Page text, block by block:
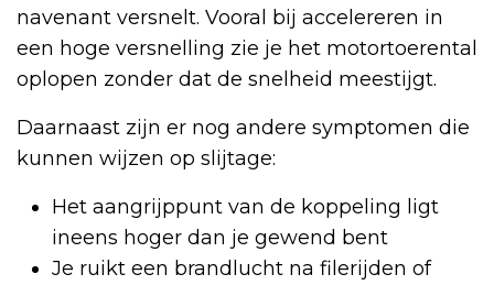
navenant versnelt. Vooral bij accelereren in
een hoge versnelling zie je het motortoerental
oplopen zonder dat de snelheid meestijgt.
Daarnaast zijn er nog andere symptomen die
kunnen wijzen op slijtage:
Het aangrijppunt van de koppeling ligt
ineens hoger dan je gewend bent
Je ruikt een brandlucht na filerijden of